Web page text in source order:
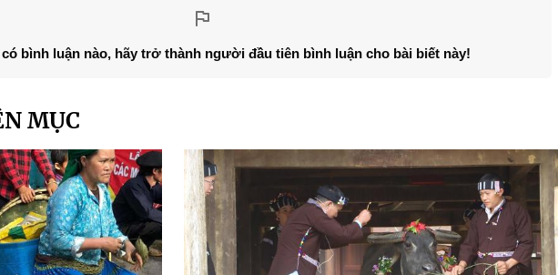
bình luận nào, hãy trở thành người đầu tiên bình luận cho bài biết này!
MỤC